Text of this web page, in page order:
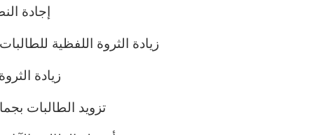
إجادة
زيادة الثروة اللفظية
زيادة
تزويد الطالبات